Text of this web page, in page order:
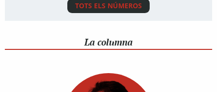
TOTS ELS NÚMEROS
La columna